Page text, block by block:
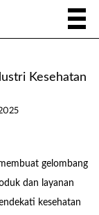
Kesehatan
gelombang
dan layanan
kesehatan